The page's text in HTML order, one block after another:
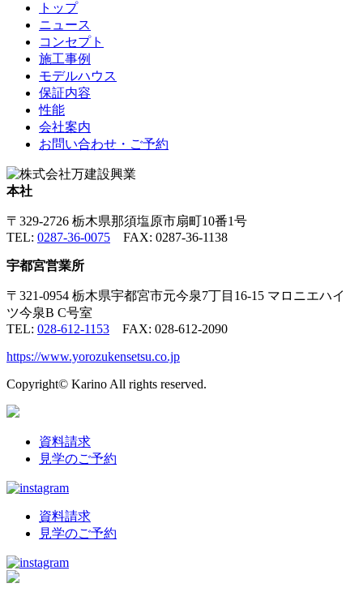
トップ
ニュース
コンセプト
施工事例
モデルハウス
保証内容
性能
会社案内
お問い合わせ・ご予約
本社
〒329-2726 栃木県那須塩原市扇町10番1号
TEL: 0287-36-0075 FAX: 0287-36-1138
宇都宮営業所
〒321-0954 栃木県宇都宮市元今泉7丁目16-15 マロニエハイ
ツ今泉B C号室
TEL: 028-612-1153 FAX: 028-612-2090
https://www.yorozukensetsu.co.jp
Copyright© Karino All rights reserved.
資料請求
見学のご予約
資料請求
見学のご予約